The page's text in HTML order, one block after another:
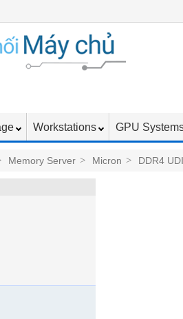
Workstations GPU
Memory Server > Micron > DDR4